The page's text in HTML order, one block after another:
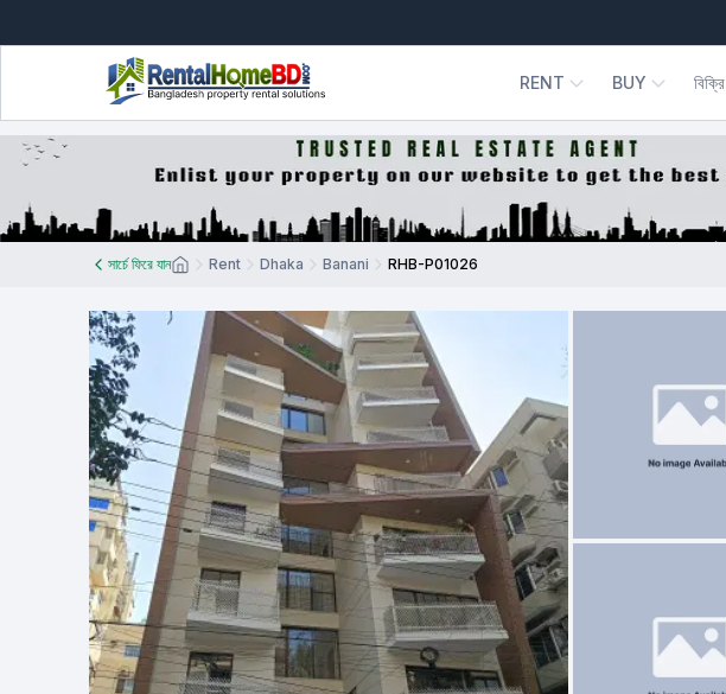
RENT BUY বিক্রি
সার্চে ফিরে যান Rent Dhaka Banani RHB-P01026